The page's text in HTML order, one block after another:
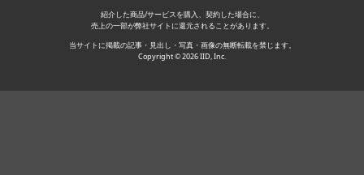
紹介した商品/サービスを購入、契約した場合に、
売上の一部が弊社サイトに還元されることがあります。
当サイトに掲載の記事・見出し・写真・画像の無断転載を禁じます。
Copyright © 2026 IID, Inc.